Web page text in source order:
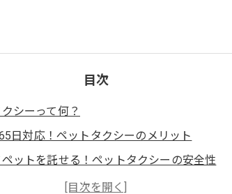
目次
シーって何？
日対応！ペットタクシーのメリット
ットを託せる！ペットタクシーの安全性
にもおすすめ！ペットタクシーの便利さ